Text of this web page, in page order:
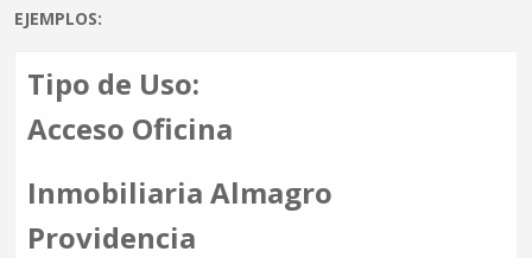
EJEMPLOS:
Tipo de Uso:
Acceso Oficina
Inmobiliaria Almagro
Providencia